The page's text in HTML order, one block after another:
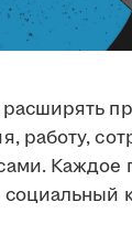
работу,
Каждое